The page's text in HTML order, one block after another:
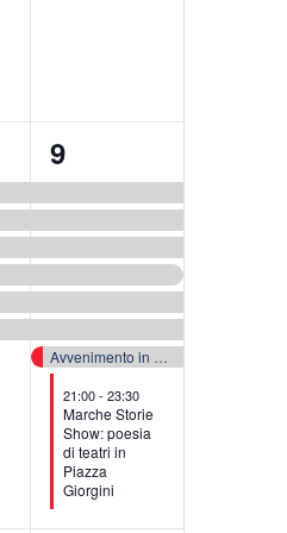
8
eventi,
9
Avvenimento in Piazza
21:00- 23:30
Marche Storie
Show: poesia
di teatri in
Piazza
Giorgini